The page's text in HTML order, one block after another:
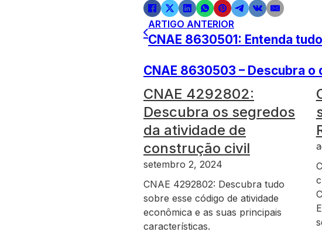
ARTIGO ANTERIOR
CNAE 8630501: Entenda
CNAE 8630503 – Descubra
CNAE 4292802:
Descubra os segredos
da atividade de
construção civil
setembro 2, 2024
CNAE 4292802: Descubra tudo
sobre esse código de atividade
econômica e as suas principais
características.